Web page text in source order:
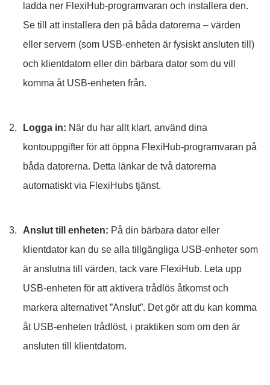
ladda ner FlexiHub-programvaran och installera den.
Se till att installera den på båda datorerna – värden
eller servern (som USB-enheten är fysiskt ansluten till)
och klientdatorn eller din bärbara dator som du vill
komma åt USB-enheten från.
Logga in: När du har allt klart, använd dina
kontouppgifter för att öppna FlexiHub-programvaran på
båda datorerna. Detta länkar de två datorerna
automatiskt via FlexiHubs tjänst.
Anslut till enheten: På din bärbara dator eller
klientdator kan du se alla tillgängliga USB-enheter som
är anslutna till värden, tack vare FlexiHub. Leta upp
USB-enheten för att aktivera trådlös åtkomst och
markera alternativet ”Anslut”. Det gör att du kan komma
åt USB-enheten trådlöst, i praktiken som om den är
ansluten till klientdatorn.